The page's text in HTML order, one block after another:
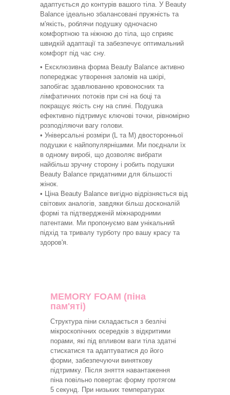
адаптується до контурів вашого тіла. У Beauty
Balance ідеально збалансовані пружність та
м'якість, роблячи подушку одночасно
комфортною та ніжною до тіла, що сприяє
швидкій адаптації та забезпечує оптимальний
комфорт під час сну.
• Ексклюзивна форма Beauty Balance активно
попереджає утворення заломів на шкірі,
запобігає здавлюванню кровоносних та
лімфатичних потоків при сні на боці та
покращує якість сну на спині. Подушка
ефективно підтримує ключові точки, рівномірно
розподіляючи вагу голови.
• Універсальні розміри (L та M) двосторонньої
подушки є найпопулярнішими. Ми поєднали їх
в одному виробі, що дозволяє вибрати
найбільш зручну сторону і робить подушки
Beauty Balance придатними для більшості
жінок.
• Ціна Beauty Balance вигідно відрізняється від
світових аналогів, завдяки більш досконалій
формі та підтвердженій міжнародними
патентами. Ми пропонуємо вам унікальний
підхід та тривалу турботу про вашу красу та
здоров'я.
MEMORY FOAM (піна
пам'яті)
Структура піни складається з безлічі
мікроскопічних осередків з відкритими
порами, які під впливом ваги тіла здатні
стискатися та адаптуватися до його
форми, забезпечуючи виняткову
підтримку. Після зняття навантаження
піна повільно повертає форму протягом
5 секунд. При низьких температурах